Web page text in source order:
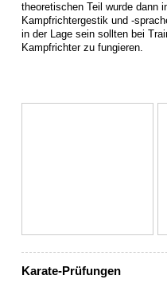
theoretischen Teil wurde dann
Kampfrichtergestik und -
in der Lage sein sollten bei
Kampfrichter zu fungieren.
Karate-Prüfungen